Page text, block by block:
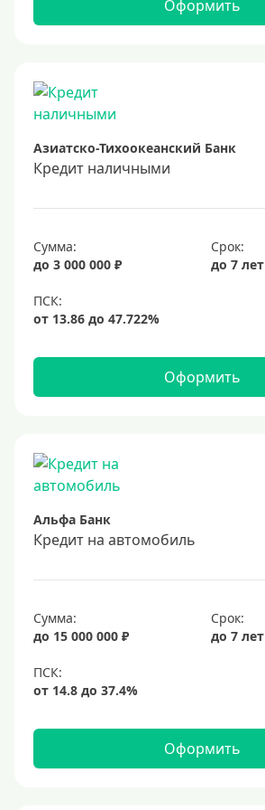
Онлайн заявка
Способы выдачи
Не выходя из дома
С доставкой на дом
Наличными
В долларах США
В евро
Заемщики
Для бюджетников и госслужащих
Иностранным гражданам
Безработным
Без стажа работы
Для самозанятых
До 75 лет
До 80 лет
Оформить
Азиатско-Тихоокеанский Банк
Кредит наличными
Сумма:
до 3 000 000 ₽
Срок:
до 7 лет
Оформить
Альфа Банк
Кредит на автомобиль
Сумма:
до 15 000 000 ₽
Срок:
до 7 лет
Оформить